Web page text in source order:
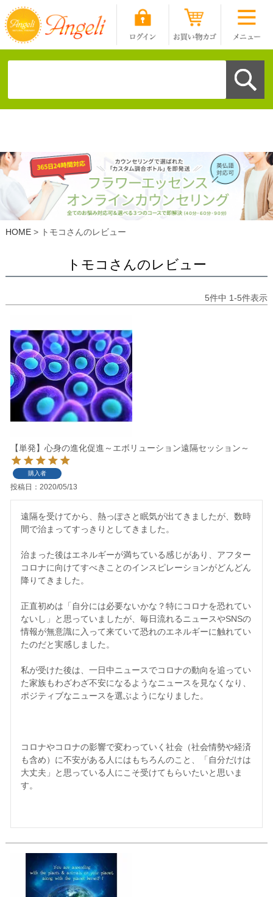
HOME トモコさんのレビュー
トモコさんのレビュー
5件中 1-5件表示
【単発】心身の進化促進～エボリューション遠隔セッション～
購入者
投稿日 2020/05/13
遠隔を受けてから、熱っぽさと眠気が出てきましたが、数時
間で治まってすっきりとしてきました。
治まった後はエネルギーが満ちている感じがあり、アフター
コロナに向けてすべきことのインスピレーションがどんどん
降りてきました。
正直初めは「自分には必要ないかな？特にコロナを恐れてい
ないし」と思っていましたが、毎日流れるニュースやSNSの
情報が無意識に入って来ていて恐れのエネルギーに触れてい
たのだと実感しました。
私が受けた後は、一日中ニュースでコロナの動向を追ってい
た家族もわざわざ不安になるようなニュースを見なくなり、
ポジティブなニュースを選ぶようになりました。
コロナやコロナの影響で変わっていく社会（社会情勢や経済
も含め）に不安がある人にはもちろんのこと、「自分だけは
大丈夫」と思っている人にこそ受けてもらいたいと思いま
す。